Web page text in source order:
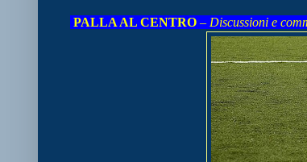
PALLA AL CENTRO – Discussioni e